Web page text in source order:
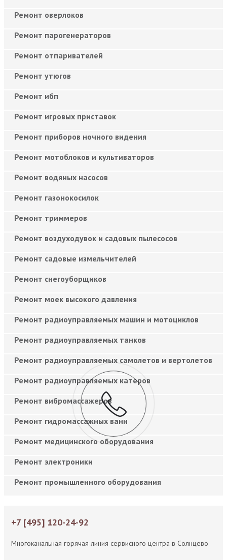
Ремонт оверлоков
Ремонт парогенераторов
Ремонт отпаривателей
Ремонт утюгов
Ремонт ибп
Ремонт игровых приставок
Ремонт приборов ночного видения
Ремонт мотоблоков и культиваторов
Ремонт водяных насосов
Ремонт газонокосилок
Ремонт триммеров
Ремонт воздуходувок и садовых пылесосов
Ремонт садовые измельчителей
Ремонт снегоуборщиков
Ремонт моек высокого давления
Ремонт радиоуправляемых машин и мотоциклов
Ремонт радиоуправляемых танков
Ремонт радиоуправляемых самолетов и вертолетов
Ремонт радиоуправляемых катеров
Ремонт вибромассажеров
Ремонт гидромассажных ванн
Ремонт медицинского оборудования
Ремонт электроники
Ремонт промышленного оборудования
+7 [495] 120-24-92
Многоканальная горячая линия сервисного центра в Солнцево